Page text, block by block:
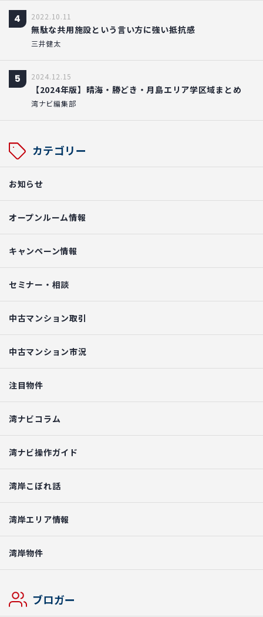
4 2022.10.11
無駄な共用施設という言い方に強い抵抗感
三井健太
5 2024.12.15
【2024年版】晴海・勝どき・月島エリア学区域まとめ
湾ナビ編集部
カテゴリー
お知らせ
オープンルーム情報
キャンペーン情報
セミナー・相談
中古マンション取引
中古マンション市況
注目物件
湾ナビコラム
湾ナビ操作ガイド
湾岸こぼれ話
湾岸エリア情報
湾岸物件
ブロガー